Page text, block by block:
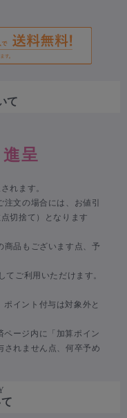
て
呈
れます。
文の場合には、お値引
切捨て）となります
品もございます点、予
ご利用いただけます。
イント付与は対象外と
ージ内に「加算ポイン
されません点、何卒予め